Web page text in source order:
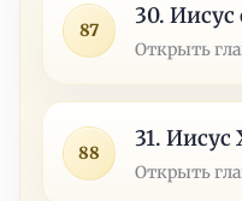
87
30. Иисус
Открыть
88
31. Иисус
Открыть